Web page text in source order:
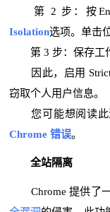
第 2 步：按
Isolation选项。单击
第 3 步：保存工作
因此，启用 Strict
窃取个人用户信息。
您可能想阅读此
Chrome 错误。
全站隔离
Chrome 提供了一